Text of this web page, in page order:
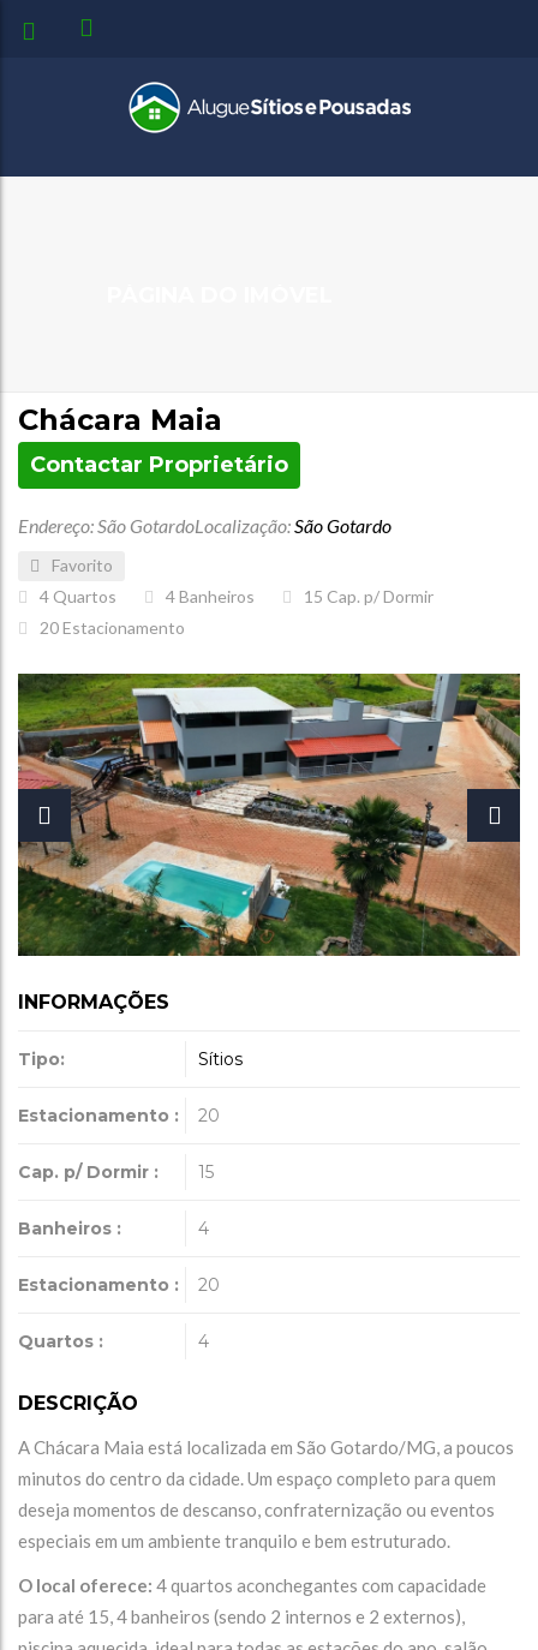
Chácara Maia
Contactar Proprietário
Endereço: São GotardoLocalização:São Gotardo
Favorito
4 Quartos 4Banheiros 15 Cap. p/ Dormir
20Estacionamento
INFORMAÇÕES
Tipo: Sítios
Estacionamento : 20
Cap. p/ Dormir : 15
Banheiros : 4
Estacionamento : 20
Quartos : 4
DESCRIÇÃO
A Chácara Maia está localizada em São Gotardo/MG, a poucos
minutos do centro da cidade. Um espaço completo para quem
deseja momentos de descanso, confraternização ou eventos
especiais em um ambiente tranquilo e bem estruturado.
O local oferece: 4 quartos aconchegantes com capacidade
para até 15, 4 banheiros (sendo 2 internos e 2 externos),